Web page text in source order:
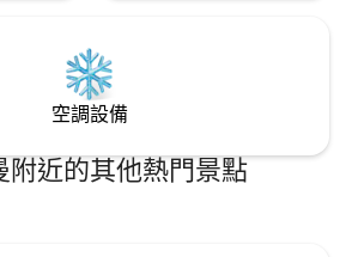
这座房子纪念我们在
爱，也希望在“木目”
空調設備
附近的其他熱門景點